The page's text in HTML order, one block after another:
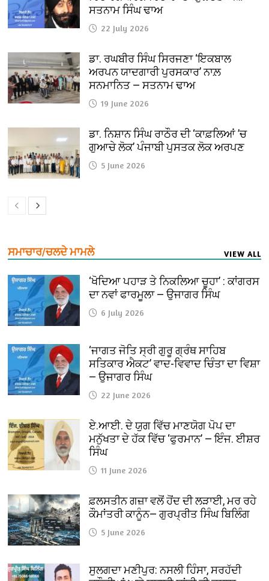
ਸਤਨਾਮ ਸਿੰਘ ਢਾਅ
22 July 2026
ਡਾ. ਰਘਬੀਰ ਸਿੰਘ ਸਿਰਜਣਾ ‘ਇਕਬਾਲ
ਅਰਪਨ ਯਾਦਗਾਰੀ ਪੁਰਸਕਾਰ’ ਨਾਲ਼
ਸਨਮਾਨਿਤ — ਸਤਨਾਮ ਢਾਅ
19 June 2026
ਡਾ. ਨਿਸ਼ਾਨ ਸਿੰਘ ਰਾਠੌਰ ਦੀ ‘ਕਾਫ਼ਲਿਆਂ ’ਚ
ਗੁਆਚੇ ਲੋਕ’ ਪੰਜਾਬੀ ਪੁਸਤਕ ਲੋਕ ਅਰਪਣ
5 June 2026
ਸਮਾਚਾਰ/ਚਲਦੇ ਮਾਮਲੇ VIEW ALL
‘ਖੋਦਿਆ ਪਹਾੜ ਤੇ ਨਿਕਲਿਆ ਚੂਹਾ’ : ਕਾਂਗਰਸ
ਦਾ ਨਵਾਂ ਫਾਰਮੂਲਾ — ਉਜਾਗਰ ਸਿੰਘ
6 July 2026
‘ਜਾਗਤ ਜੋਤਿ ਸ੍ਰੀ ਗੁਰੂ ਗ੍ਰੰਥ ਸਾਹਿਬ
ਸਤਿਕਾਰ ਐਕਟ’ ਵਾਦ-ਵਿਵਾਦ ਚਿੰਤਾ ਦਾ ਵਿਸ਼ਾ
— ਉਜਾਗਰ ਸਿੰਘ
22 June 2026
ਏ.ਆਈ. ਦੇ ਯੁਗ ਵਿੱਚ ਮਾਣਯੋਗ ਪੋਪ ਦਾ
ਮਨੁੱਖਤਾ ਦੇ ਹੱਕ ਵਿੱਚ ‘ਫੁਰਮਾਨ’ — ਇੰਜ. ਈਸ਼ਰ
ਸਿੰਘ
11 June 2026
ਫ਼ਲਸਤੀਨ ਗਜ਼ਾ ਵਲੋਂ ਹੋਂਦ ਦੀ ਲੜਾਈ, ਮਰ ਰਹੇ
ਕੌਮਾਂਤਰੀ ਕਾਨੂੰਨ— ਗੁਰਪ੍ਰੀਤ ਸਿੰਘ ਬਿਲਿੰਗ
5 June 2026
ਸੁਲਗਦਾ ਮਣੀਪੁਰ: ਨਸਲੀ ਹਿੰਸਾ, ਸਰਹੱਦੀ